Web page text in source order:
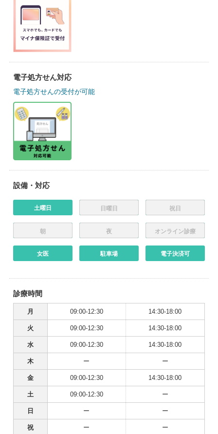
電子処方せん対応
電子処方せんの受付が可能
設備・対応
土曜日 日曜日 祝日
朝 夜 オンライン診療
女医 駐車場 電子決済可
診療時間
月 09:00-12:30 14:30-18:00
火 09:00-12:30 14:30-18:00
水 09:00-12:30 14:30-18:00
木 ー ー
金 09:00-12:30 14:30-18:00
土 09:00-12:30 ー
日 ー ー
祝 ー ー